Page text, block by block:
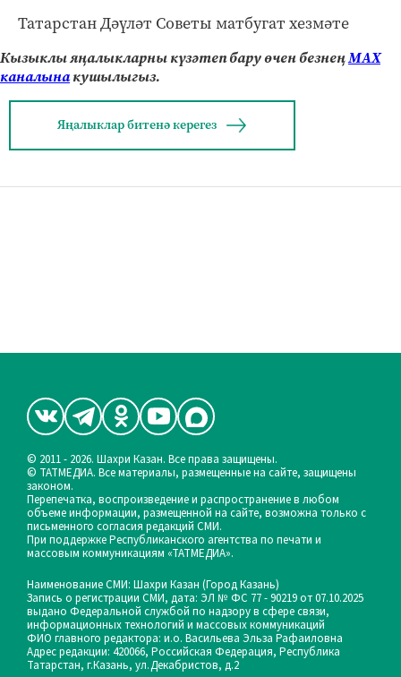
Татарстан Дәүләт Советы матбугат хезмәте
Кызыклы яңалыкларны күзәтеп бару өчен безнеңМАХ
каналынакушылыгыз.
Яңалыклар битенә керегез
© 2011 - 2026. Шахри Казан. Все права защищены.
© ТАТМЕДИА. Все материалы, размещенные на сайте, защищены
законом.
Перепечатка, воспроизведение и распространение в любом
объеме информации, размещенной на сайте, возможна только с
письменного согласия редакций СМИ.
При поддержке Республиканского агентства по печати и
массовым коммуникациям «ТАТМЕДИА».
Наименование СМИ: Шахри Казан (Город Казань)
Запись о регистрации СМИ, дата: ЭЛ № ФС 77 - 90219 от 07.10.2025
выдано Федеральной службой по надзору в сфере связи,
информационных технологий и массовых коммуникаций
ФИО главного редактора: и.о. Васильева Эльза Рафаиловна
Адрес редакции: 420066, Российская Федерация, Республика
Татарстан, г.Казань, ул.Декабристов, д.2